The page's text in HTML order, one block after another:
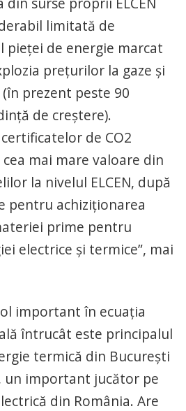
limitată de
pieței de energie marcat
prețurilor la gaze și
prezent peste 90
de creștere).
de CO2
mai mare valoare din
la nivelul ELCEN, după
pentru achiziționarea
prime pentru
electrice și termice”, mai
important în ecuaţia
întrucât este principalul
termică din Bucureşti
un important jucător pe
din România. Are